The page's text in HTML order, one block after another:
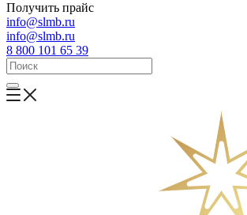
Получить прайс
info@slmb.ru
info@slmb.ru
8 800 101 65 39